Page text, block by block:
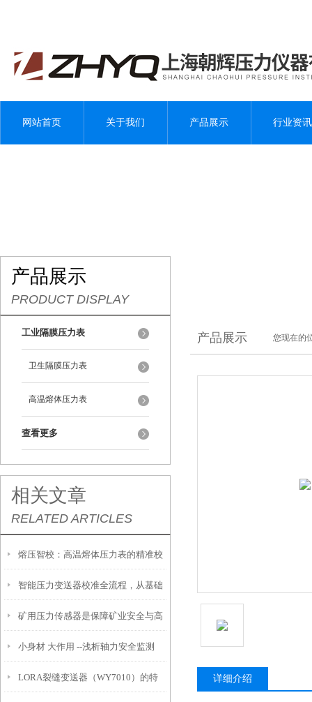
网站首页 关于我们 产品展示 行业资讯
产品展示
PRODUCT DISPLAY
工业隔膜压力表
卫生隔膜压力表
高温熔体压力表
查看更多
相关文章
RELATED ARTICLES
熔压智校：高温熔体压力表的精准校
准技术
智能压力变送器校准全流程，从基础
操作到精准调优
矿用压力传感器是保障矿业安全与高
效生产的关键装备
小身材 大作用 --浅析轴力安全监测
LORA裂缝变送器（WY7010）的特
产品展示 您现在的
详细介绍